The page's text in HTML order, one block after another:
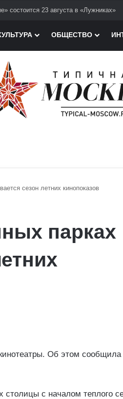
ОБЩЕСТВО
сезон летних кинопоказов
парках
Об этом сообщила
столицы с началом теплого